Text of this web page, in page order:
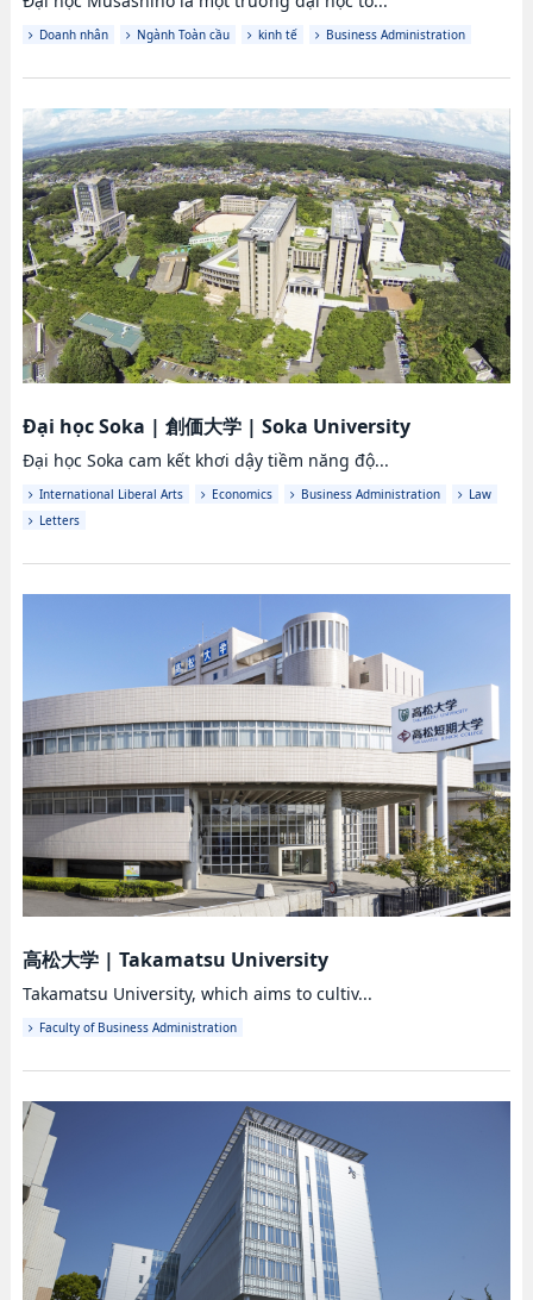
Doanh nhân Ngành Toàn cầu kinh tế Business Administration
Đại học Soka | 創価大学| Soka University
Đại học Soka cam kết khơi dậy tiềm năng độ...
International Liberal Arts Economics Business Administration
Law
Letters
高松大学| Takamatsu University
Takamatsu University, which aims to cultiv...
Faculty of Business Administration